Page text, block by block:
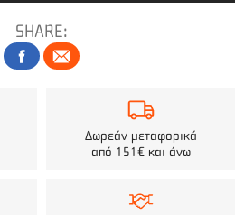
SHARE:
Δωρεάν μεταφορικά
από 151€ και άνω